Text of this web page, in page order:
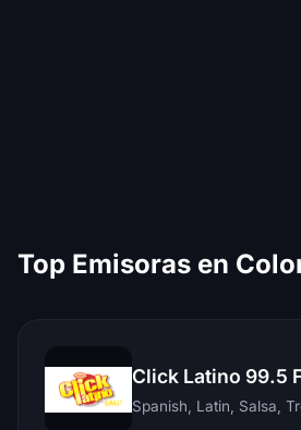
Top Emisoras en
Click Latino 99.5
Spanish, Latin, Salsa,